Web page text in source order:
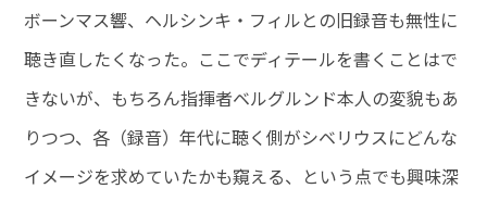
ボーンマス響、ヘルシンキ・フィルとの旧録音も無性に
聴き直したくなった。ここでディテールを書くことはで
きないが、もちろん指揮者ベルグルンド本人の変貌もあ
りつつ、各（録音）年代に聴く側がシベリウスにどんな
イメージを求めていたかも窺える、という点でも興味深